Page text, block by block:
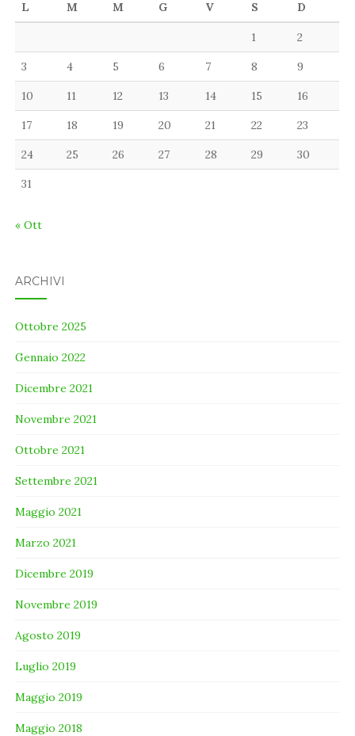
L M M G V S D
1 2
3 4 5 6 7 8 9
10 11 12 13 14 15 16
17 18 19 20 21 22 23
24 25 26 27 28 29 30
31
« Ott
ARCHIVI
Ottobre 2025
Gennaio 2022
Dicembre 2021
Novembre 2021
Ottobre 2021
Settembre 2021
Maggio 2021
Marzo 2021
Dicembre 2019
Novembre 2019
Agosto 2019
Luglio 2019
Maggio 2019
Maggio 2018